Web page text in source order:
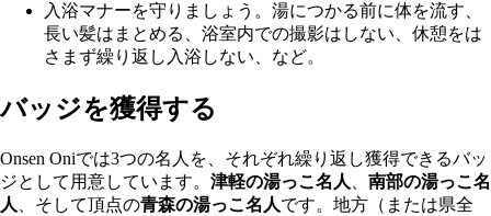
入浴マナーを守りましょう。湯につかる前に体を流す、
長い髪はまとめる、浴室内での撮影はしない、休憩をは
さまず繰り返し入浴しない、など。
バッジを獲得する
Onsen Oniでは3つの名人を、それぞれ繰り返し獲得できるバッ
ジとして用意しています。 津軽の湯っこ名人
南部の湯っこ名
人
、そして頂点の青森の湯っこ名人です。地方（または県全